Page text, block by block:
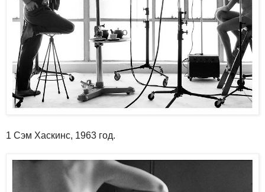
1 Сэм Хаскинс, 1963 год.